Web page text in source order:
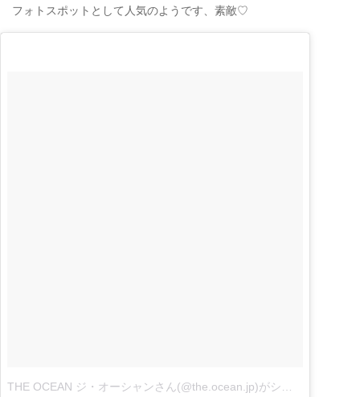
フォトスポットとして人気のようです、素敵♡